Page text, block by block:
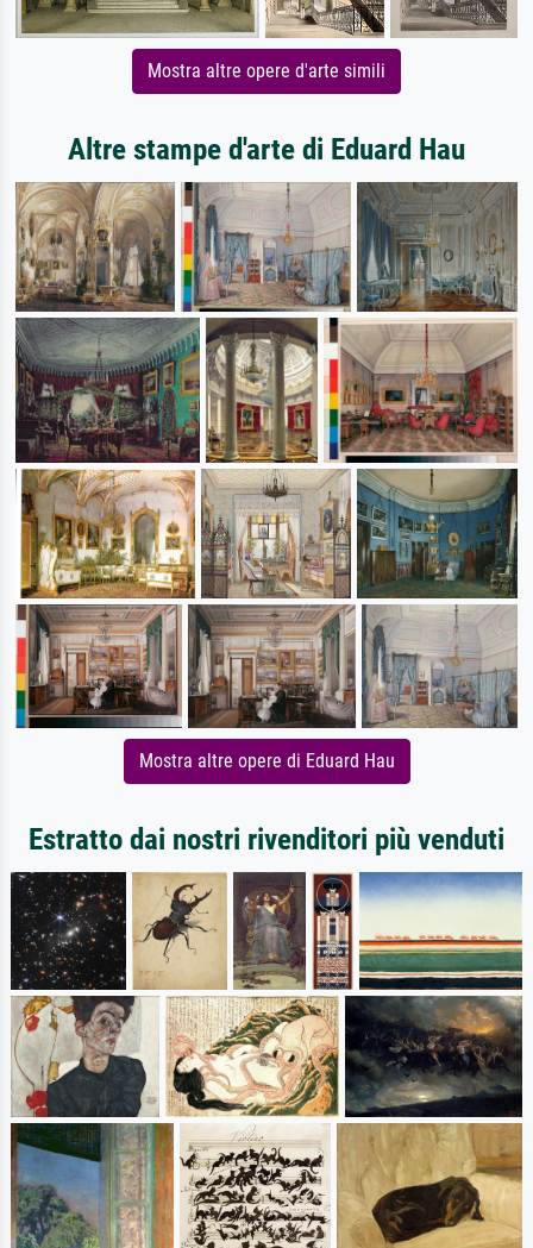
Mostra altre opere d'arte simili
Altre stampe d'arte di Eduard Hau
Mostra altre opere di Eduard Hau
Estratto dai nostri rivenditori più venduti